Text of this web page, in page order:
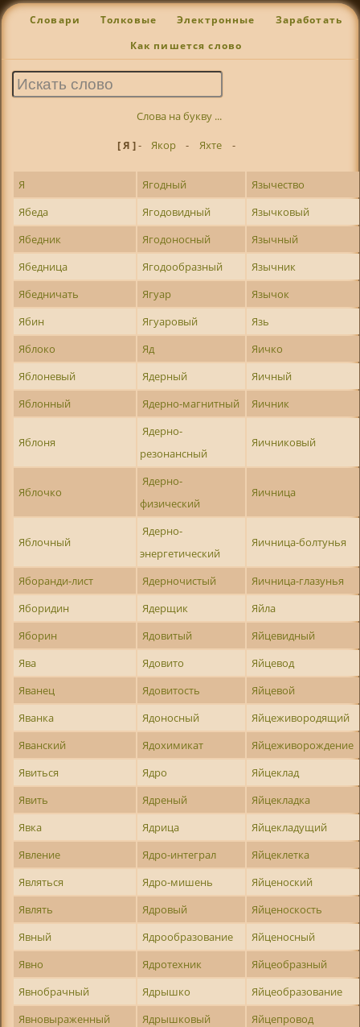
Словари Толковые Электронные Заработать
Как пишется слово
Слова на букву ...
[ Я ]- Якор - Яхте -
Я Ягодный
Язычество
Ябеда
Ягодовидный
Язычковый
Ябедник
Ягодоносный
Язычный
Ябедница
Ягодообразный
Язычник
Ябедничать
Ягуар
Язычок
Ябин
Ягуаровый
Язь
Яблоко
Яд
Яичко
Яблоневый
Ядерный
Яичный
Яблонный
Ядерно-магнитный Яичник
Яблоня
Ядерно-
резонансный
Яичниковый
Яблочко
Ядерно-
физический
Яичница
Яблочный
Ядерно-
энергетический
Яичница-болтунья
Яборанди-лист Ядерночистый
Яичница-глазунья
Яборидин
Ядерщик
Яйла
Яборин
Ядовитый
Яйцевидный
Ява
Ядовито
Яйцевод
Яванец
Ядовитость
Яйцевой
Яванка
Ядоносный
Яйцеживородящий
Яванский
Ядохимикат
Яйцеживорождение
Явиться
Ядро
Яйцеклад
Явить
Ядреный
Яйцекладка
Явка
Ядрица
Яйцекладущий
Явление
Ядро-интеграл
Яйцеклетка
Являться
Ядро-мишень
Яйценоский
Являть
Ядровый
Яйценоскость
Явный
Ядрообразование
Яйценосный
Явно
Ядротехник
Яйцеобразный
Явнобрачный
Ядрышко
Яйцеобразование
Явновыраженный
Ядрышковый
Яйцепровод